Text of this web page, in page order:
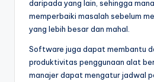
daripada yang lain, sehingga
memperbaiki masalah sebelum
yang lebih besar dan mahal.
Software juga dapat membantu
produktivitas penggunaan alat
manajer dapat mengatur jadwal